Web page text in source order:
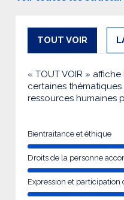
TOUT VOIR
« TOUT VOIR »
certaines
ressources humaines
Bientraitance et éthique
Droits de la personne
Expression et